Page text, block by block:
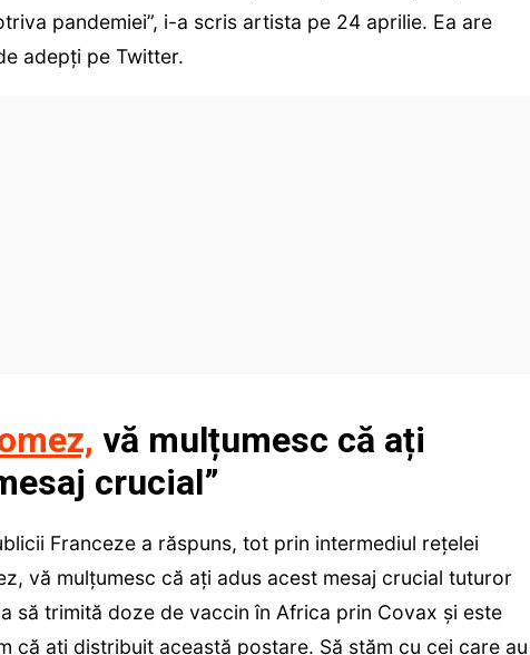
pandemiei”, i-a scris artista pe 24 aprilie. Ea are
adepți pe Twitter.
vă mulțumesc că ați
crucial”
Franceze a răspuns, tot prin intermediul rețelei
vă mulțumesc că ați adus acest mesaj crucial tuturor
să trimită doze de vaccin în Africa prin Covax și este
că ați distribuit această postare. Să stăm cu cei care au